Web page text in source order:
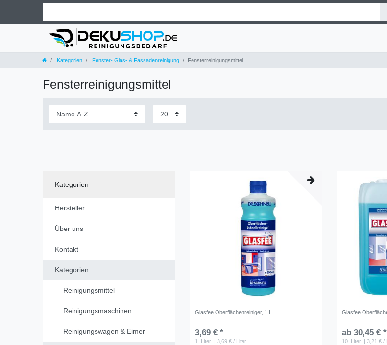
Kategorien Fenster- Glas- & Fassadenreinigung Fensterreinigungsmittel
Fensterreinigungsmittel
Kategorien
Hersteller
Über uns
Kontakt
Kategorien
Reinigungsmittel
Reinigungsmaschinen
Reinigungswagen & Eimer
Glasfee Oberflächenreiniger, 1 L
3,69 € *
1 Liter | 3,69 € / Liter
Glasfee
ab 30,45 € *
10 Liter | 3,21 € /